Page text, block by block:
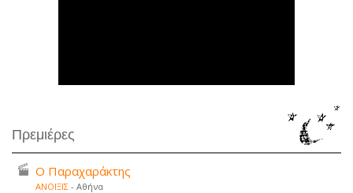
Πρεμιέρες
Ο Παραχαράκτης
ΑΝΟΙΞΙΣ - Αθήνα